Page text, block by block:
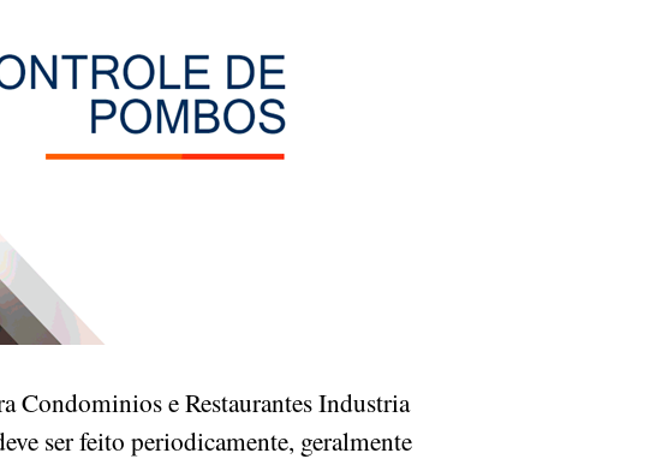
Condominios e Restaurantes Industria
ser feito periodicamente, geralmente